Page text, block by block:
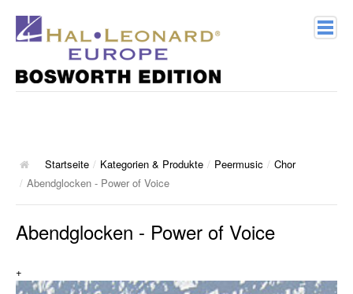
Geschichte
Kontakt
Kategorien & Produkte
Startseite / Kategorien & Produkte / Peermusic / Chor
/ Abendglocken - Power of Voice
Abendglocken - Power of Voice
+